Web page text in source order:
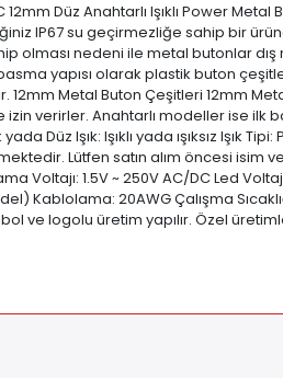
12mm Düz Anahtarlı Işıklı Power
IP67 su geçirmezliğe sahip bir
olması nedeni ile metal butonlar
yapısı olarak plastik buton
12mm Metal Buton Çeşitleri 12mm
verirler. Anahtarlı modeller ise ilk
yada Düz Işık: Işıklı yada ışıksız
Lütfen satın alım öncesi isim
Voltajı: 1.5V ~ 250V AC/DC Led
Kablolama: 20AWG Çalışma
ve logolu üretim yapılır. Özel